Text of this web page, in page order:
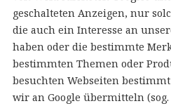
geschalteten Anzeigen, nur
die auch ein Interesse an
haben oder die bestimmte
bestimmten Themen oder
besuchten Webseiten
wir an Google übermitteln (sog.